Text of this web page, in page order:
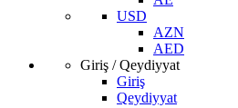
USD
AZN
AED
Giriş / Qeydiyyat
Giriş
Qeydiyyat